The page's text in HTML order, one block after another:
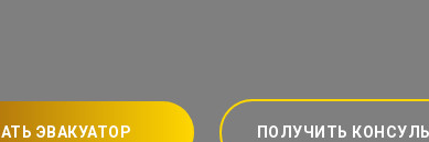
ЭВАКУАТОР ПОЛУЧИТЬ